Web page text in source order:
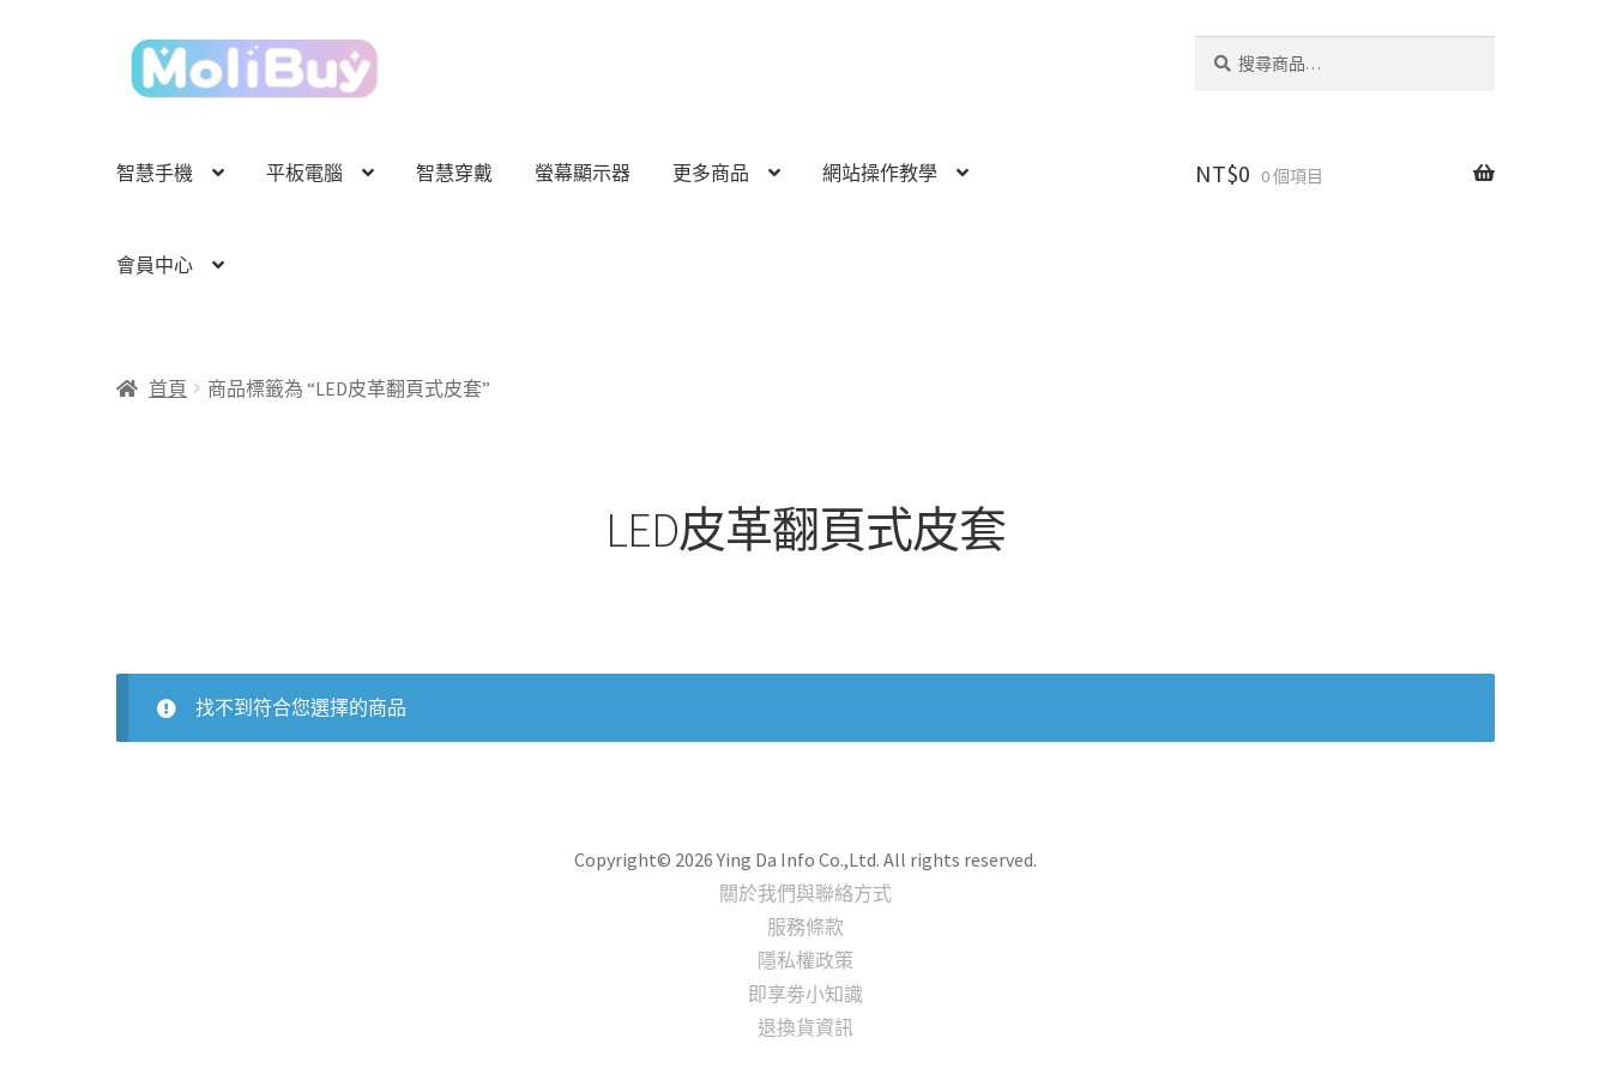
跳
至
列
跳
至
內
字:
智慧手機 平板電腦 智慧穿戴 螢幕顯示器 更多商品 網站操作教學
會員中心
NT$0 0 個項目
首頁 商品標籤為 “LED皮革翻頁式皮套”
LED皮革翻頁式皮套
找不到符合您選擇的商品
Copyright© 2026 Ying Da Info Co.,Ltd. All rights reserved.
關於我們與聯絡方式
服務條款
隱私權政策
即享劵小知識
退換貨資訊